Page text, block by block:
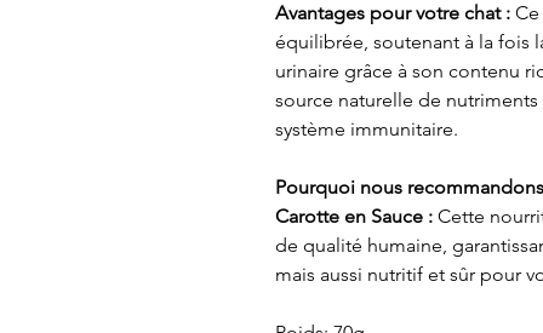
Avantages pour votre chat :
équilibrée, soutenant à la fois
urinaire grâce à son contenu
source naturelle de
système immunitaire.
Pourquoi nous
Carotte en Sauce : Cette
de qualité humaine,
mais aussi nutritif et sûr pour